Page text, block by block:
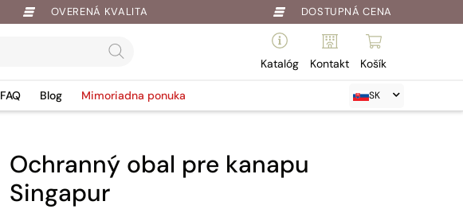
OVERENÁ KVALITA DOSTUPNÁ CENA
Katalóg Kontakt Košík
FAQ Blog Mimoriadna ponuka SK
Ochranný obal pre kanapu
Singapur